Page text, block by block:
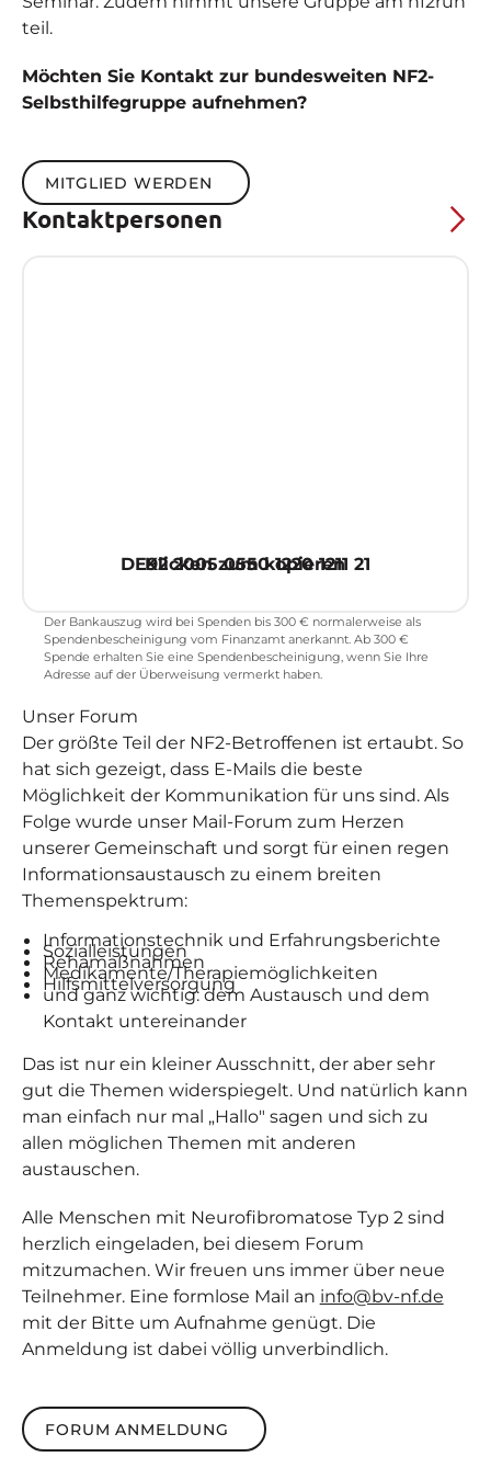
teil.
Möchten Sie Kontakt zur bundesweiten NF2-
Selbsthilfegruppe aufnehmen?
Mitglied werden
MITGLIED WERDEN
Kontaktpersonen
DE92 2005 0550 1220 1211 21
Klicken zum kopieren
Der Bankauszug wird bei Spenden bis 300 € normalerweise als
Spendenbescheinigung vom Finanzamt anerkannt. Ab 300 €
Spende erhalten Sie eine Spendenbescheinigung, wenn Sie Ihre
Adresse auf der Überweisung vermerkt haben.
Unser Forum
Der größte Teil der NF2-Betroffenen ist ertaubt. So
hat sich gezeigt, dass E-Mails die beste
Möglichkeit der Kommunikation für uns sind. Als
Folge wurde unser Mail-Forum zum Herzen
unserer Gemeinschaft und sorgt für einen regen
Informationsaustausch zu einem breiten
Themenspektrum:
Informationstechnik und Erfahrungsberichte
Sozialleistungen
Rehamaßnahmen
Medikamente/Therapie­möglichkeiten
Hilfsmittelversorgung
und ganz wichtig: dem Austausch und dem
Kontakt untereinander
Das ist nur ein kleiner Ausschnitt, der aber sehr
gut die Themen widerspiegelt. Und natürlich kann
man einfach nur mal „Hallo" sagen und sich zu
allen möglichen Themen mit anderen
austauschen.
Alle Menschen mit Neurofibromatose Typ 2 sind
herzlich eingeladen, bei diesem Forum
mitzumachen. Wir freuen uns immer über neue
Teilnehmer. Eine formlose Mail an info@bv-nf.de
mit der Bitte um Aufnahme genügt. Die
Anmeldung ist dabei völlig unverbindlich.
Forum Anmeldung
FORUM ANMELDUNG